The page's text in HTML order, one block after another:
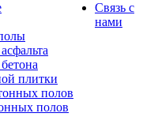
плитки
полов
полов
Cвязь с
нами